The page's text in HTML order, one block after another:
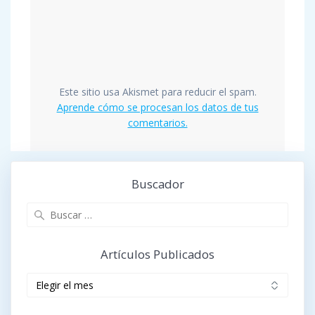
Este sitio usa Akismet para reducir el spam.
Aprende cómo se procesan los datos de tus
comentarios.
Buscador
Artículos Publicados